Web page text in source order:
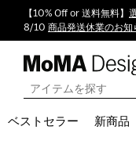
【10% Off or 送料無料】
8/10 商品発送休業のお知
ベストセラー 新商品